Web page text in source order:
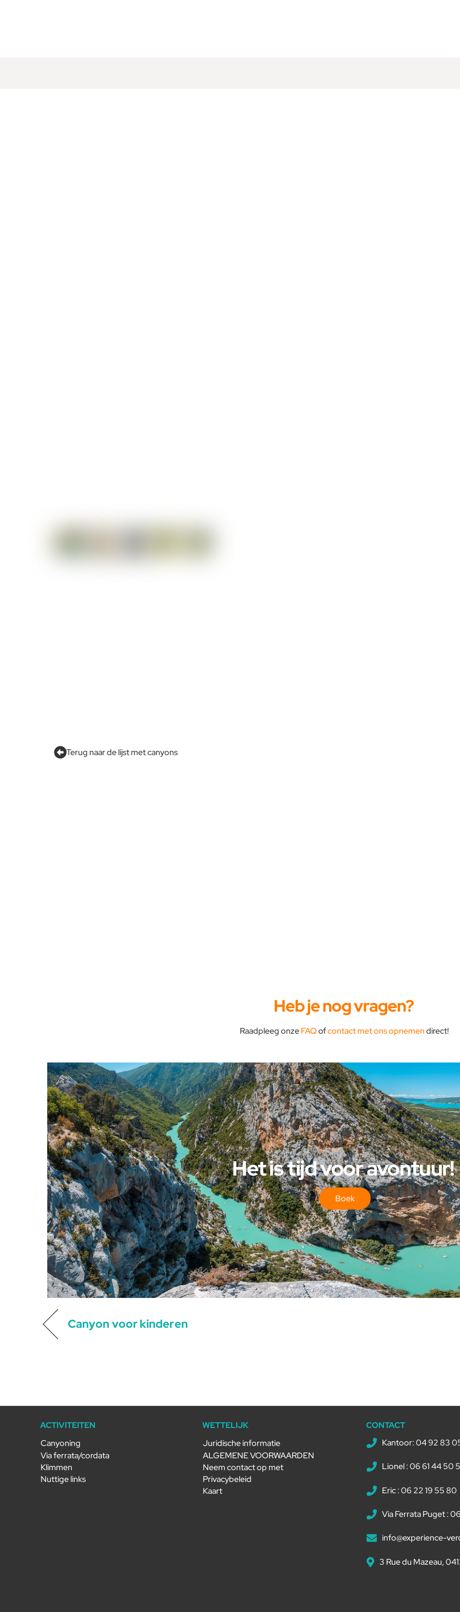
Terug naar de lijst met canyons
Heb je nog vragen?
Raadpleeg onzeFAQofcontact met ons opnemendirect!
Het is tijd voor avontuur!
Boek
Canyon voor kinderen
ACTIVITEITEN
Canyoning
Via ferrata/cordata
Klimmen
Nuttige links
WETTELIJK
Juridische informatie
ALGEMENE VOORWAARDEN
Neem contact op met
Privacybeleid
Kaart
CONTACT
Kantoor: 04 92 83
Lionel : 06 61 44 50
Eric : 06 22 19 55 80
Via Ferrata Puget :
info@experience-
3 Rue du Mazeau,